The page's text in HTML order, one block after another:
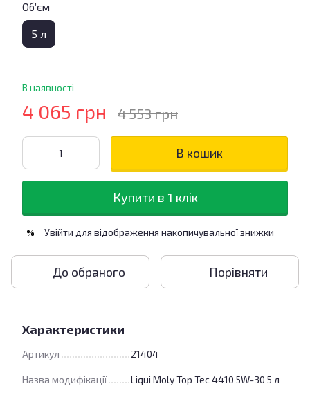
Об’єм
5 л
В наявності
4 065 грн 4 553 грн
В кошик
Купити в 1 клік
% Увійти для відображення накопичувальної знижки
До обраного Порівняти
Характеристики
Артикул 21404
Назва модифікації Liqui Moly Top Tec 4410 5W-30 5 л